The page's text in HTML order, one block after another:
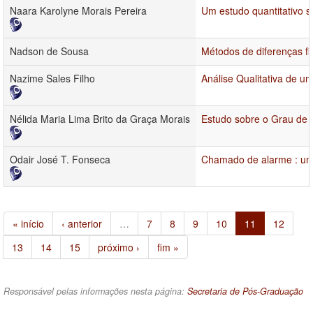
Naara Karolyne Morais Pereira
Um estudo quantitativo
Nadson de Sousa
Métodos de diferenças
Nazime Sales Filho
Análise Qualitativa de
Nélida Maria Lima Brito da Graça Morais Estudo sobre o Grau de
Odair José T. Fonseca Chamado de alarme :
« início ‹ anterior … 7 8 9 10 11
12
13
14 15 próximo › fim »
Responsável pelas informações nesta página: Secretaria de Pós-Graduação